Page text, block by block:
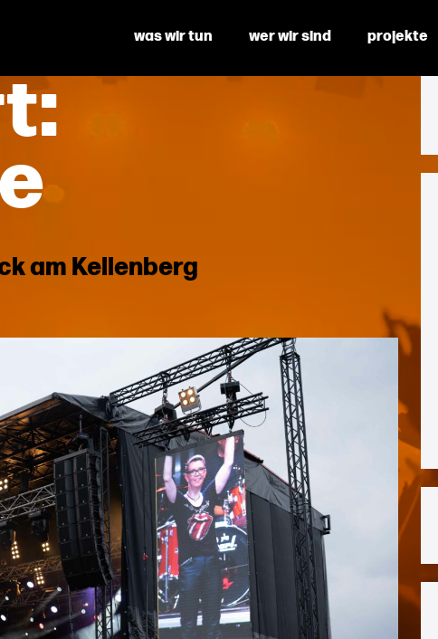
was wir tun wer wir sind projekte
am Kellenberg